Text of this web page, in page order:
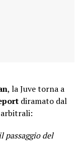
, la Juve torna a
diramato dal
arbitrali:
passaggio del